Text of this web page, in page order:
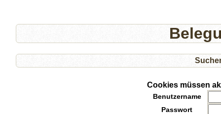
Cookies müssen
Benutzername
Passwort